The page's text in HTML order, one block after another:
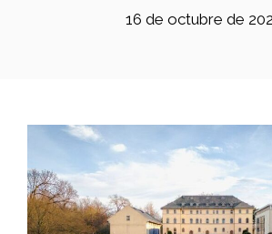
16 de octubre de